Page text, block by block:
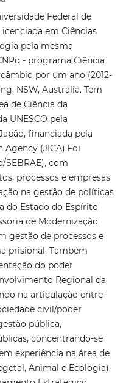
Federal de
em Ciências
pela mesma
- programa Ciência
por um ano (2012-
NSW, Australia. Tem
de Ciência da
UNESCO pela
financiada pela
(JICA).Foi
SEBRAE), com
processos e empresas
na gestão de políticas
do Estado do Espírito
de Modernização
gestão de processos e
prisional. Também
do poder
Regional da
na articulação entre
civil/poder
pública,
concentrando-se
experiência na área de
Animal e Ecologia),